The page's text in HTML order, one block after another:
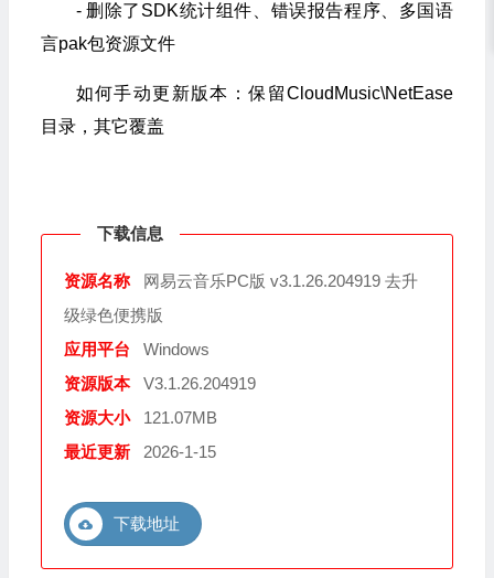
- 删除了SDK统计组件、错误报告程序、多国语
言pak包资源文件
如何手动更新版本：保留CloudMusic\NetEase
目录，其它覆盖
下载信息
资源名称
网易云音乐PC版 v3.1.26.204919 去升
级绿色便携版
应用平台
Windows
资源版本
V3.1.26.204919
资源大小
121.07MB
最近更新
2026-1-15
下载地址